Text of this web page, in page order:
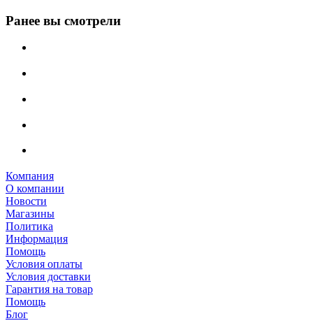
Ранее вы смотрели
Компания
О компании
Новости
Магазины
Политика
Информация
Помощь
Условия оплаты
Условия доставки
Гарантия на товар
Помощь
Блог